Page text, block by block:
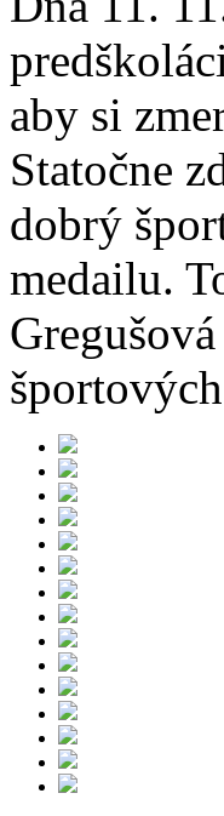
aby si
Statočne
dobrý
medailu.